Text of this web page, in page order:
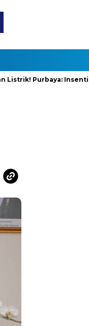
Purbaya: Insentif